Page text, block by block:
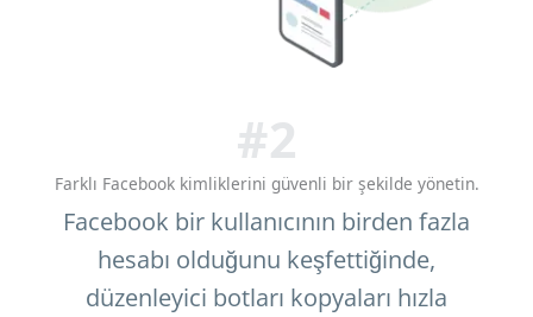
#2
Farklı Facebook kimliklerini güvenli bir şekilde yönetin.
Facebook bir kullanıcının birden fazla
hesabı olduğunu keşfettiğinde,
düzenleyici botları kopyaları hızla